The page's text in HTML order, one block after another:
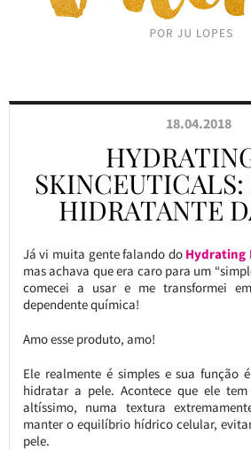
18.04.2018
HIDRATANTE
Já vi muita gente falando do Hydrating
mas achava que era caro para um
comecei a usar e me transformei
dependente química!
Amo esse produto, amo!
Ele realmente é simples e sua função
hidratar a pele. Acontece que ele
altíssimo, numa textura
manter o equilíbrio hídrico celular,
pele.